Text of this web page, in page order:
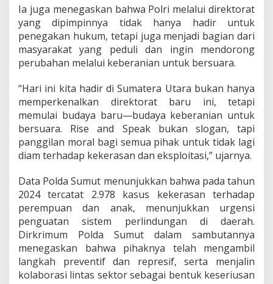
e
r
a
s
n
Ia juga menegaskan bahwa Polri melalui direktorat
yang dipimpinnya tidak hanya hadir untuk
penegakan hukum, tetapi juga menjadi bagian dari
masyarakat yang peduli dan ingin mendorong
perubahan melalui keberanian untuk bersuara.
“Hari ini kita hadir di Sumatera Utara bukan hanya
memperkenalkan direktorat baru ini, tetapi
memulai budaya baru—budaya keberanian untuk
bersuara. Rise and Speak bukan slogan, tapi
panggilan moral bagi semua pihak untuk tidak lagi
diam terhadap kekerasan dan eksploitasi,” ujarnya.
Data Polda Sumut menunjukkan bahwa pada tahun
2024 tercatat 2.978 kasus kekerasan terhadap
perempuan dan anak, menunjukkan urgensi
penguatan sistem perlindungan di daerah.
Dirkrimum Polda Sumut dalam sambutannya
menegaskan bahwa pihaknya telah mengambil
langkah preventif dan represif, serta menjalin
kolaborasi lintas sektor sebagai bentuk keseriusan